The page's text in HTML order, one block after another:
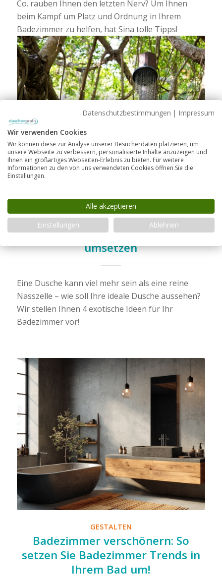
Co. rauben Ihnen den letzten Nerv? Um Ihnen
beim Kampf um Platz und Ordnung in Ihrem
Badezimmer zu helfen, hat Sina tolle Tipps!
GESTALTEN
4 ausgefallene Inspirationen für
Ihre Dusche und wie Sie diese
umsetzen
Eine Dusche kann viel mehr sein als eine reine
Nasszelle – wie soll Ihre ideale Dusche aussehen?
Wir stellen Ihnen 4 exotische Ideen für Ihr
Badezimmer vor!
GESTALTEN
Badezimmer verschönern: So
setzen Sie Badezimmer Trends in
Ihrem Bad um!
Datenschutzbestimmungen | Impressum
Wir verwenden Cookies
Wir können diese zur Analyse unserer Besucherdaten platzieren, um
unsere Webseite zu verbessern, personalisierte Inhalte anzuzeigen und
Ihnen ein großartiges Webseiten-Erlebnis zu bieten. Für weitere
Informationen zu den von uns verwendeten Cookies öffnen Sie die
Einstellungen.
Alle akzeptieren
Einstellungen
Ablehnen